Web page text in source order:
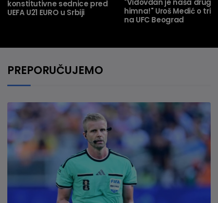
konstitutivne sednice pred
UEFA U21 EURO u Srbiji
"Vidovdan je naša druga
himna!" Uroš Medić o
na UFC Beograd
PREPORUČUJEMO